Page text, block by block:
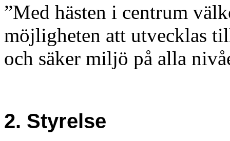
”Med hästen i centrum
möjligheten att utvecklas
och säker miljö på alla
2. Styrelse